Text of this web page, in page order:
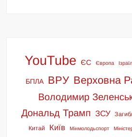
YouTube ЄС Європа
БПЛА ВРУ Верховна
Володимир
Дональд Трамп ЗСУ
Китай Київ Мінмолодьспорт